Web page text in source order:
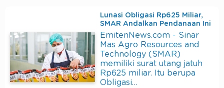
Lunasi Obligasi Rp625 Miliar,
SMAR Andalkan Pendanaan Ini
EmitenNews.com - Sinar
Mas Agro Resources and
Technology (SMAR)
memiliki surat utang jatuh
Rp625 miliar. Itu berupa
Obligasi…